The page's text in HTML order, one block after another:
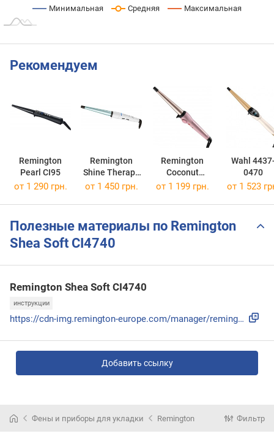
Минимальная Средняя Максимальная
Рекомендуем
Remington
Pearl CI95
Remington
Shine Therapy
CI53W
Remington
Coconut
Smooth CI5901
Wahl
0470
от 1 290 грн. от 1 450 грн. от 1 199 грн. от 1 523
Полезные материалы по Remington
Shea Soft CI4740
Remington Shea Soft CI4740
инструкции
https://cdn-img.remington-europe.com/manager/remington-euro...
Добавить ссылку
Фены и приборы для укладки Remington Фильтр